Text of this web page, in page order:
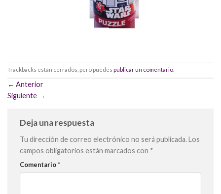
Trackbacks están cerrados, pero puedes publicar un comentario
← Anterior
Siguiente →
Deja una respuesta
Tu dirección de correo electrónico no será publicada.Los
campos obligatorios están marcados con *
Comentario*